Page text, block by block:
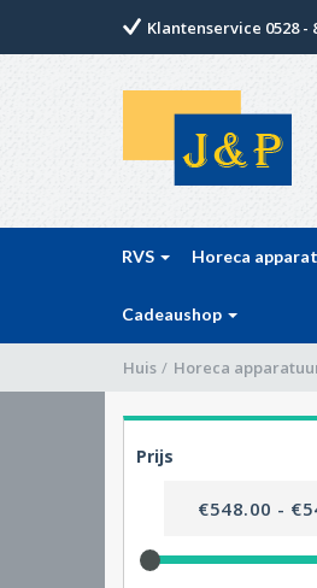
Klantenservice 0528 -
RVS Horeca
Cadeaushop
Huis / Horeca
Prijs